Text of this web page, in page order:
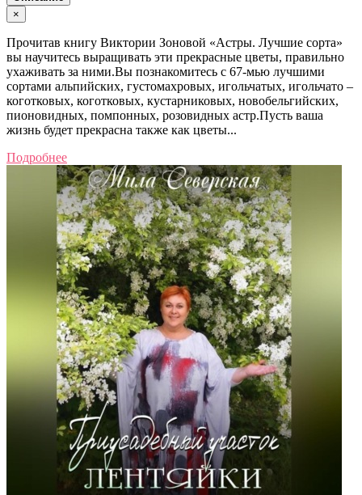
×
Прочитав книгу Виктории Зоновой «Астры. Лучшие сорта»
вы научитесь выращивать эти прекрасные цветы, правильно
ухаживать за ними.Вы познакомитесь с 67-мью лучшими
сортами альпийских, густомахровых, игольчатых, игольчато –
коготковых, коготковых, кустарниковых, новобельгийских,
пионовидных, помпонных, розовидных астр.Пусть ваша
жизнь будет прекрасна также как цветы...
Подробнее